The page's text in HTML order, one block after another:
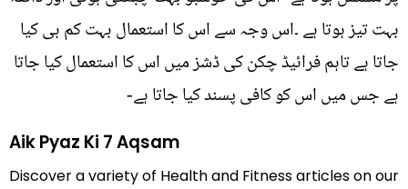
بہت تیز ہوتا ہے ۔اس وجہ سے اس کا استعمال بہت کم ہی کیا
جاتا ہے تاہم فرائيڈ چکن کی ڈشز میں اس کا استعمال کیا جاتا
ہے جس میں اس کو کافی پسند کیا جاتا ہے-
Aik Pyaz Ki 7 Aqsam
Discover a variety of Health and Fitness articles on our